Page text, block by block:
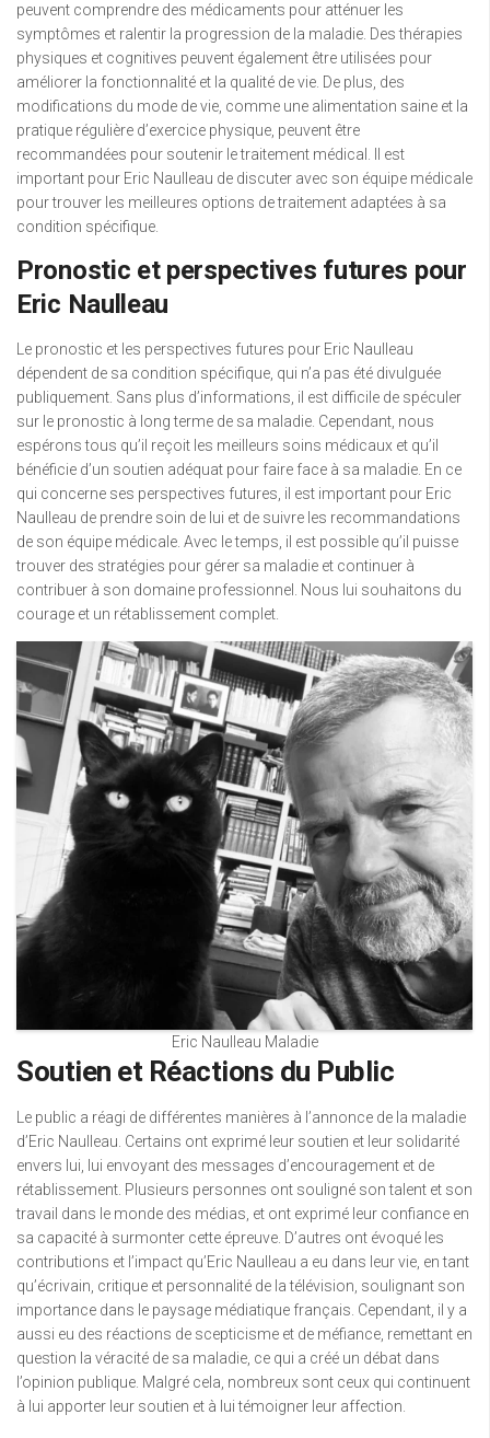
peuvent comprendre des médicaments pour atténuer les
symptômes et ralentir la progression de la maladie. Des thérapies
physiques et cognitives peuvent également être utilisées pour
améliorer la fonctionnalité et la qualité de vie. De plus, des
modifications du mode de vie, comme une alimentation saine et la
pratique régulière d’exercice physique, peuvent être
recommandées pour soutenir le traitement médical. Il est
important pour Eric Naulleau de discuter avec son équipe médicale
pour trouver les meilleures options de traitement adaptées à sa
condition spécifique.
Pronostic et perspectives futures pour
Eric Naulleau
Le pronostic et les perspectives futures pour Eric Naulleau
dépendent de sa condition spécifique, qui n’a pas été divulguée
publiquement. Sans plus d’informations, il est difficile de spéculer
sur le pronostic à long terme de sa maladie. Cependant, nous
espérons tous qu’il reçoit les meilleurs soins médicaux et qu’il
bénéficie d’un soutien adéquat pour faire face à sa maladie. En ce
qui concerne ses perspectives futures, il est important pour Eric
Naulleau de prendre soin de lui et de suivre les recommandations
de son équipe médicale. Avec le temps, il est possible qu’il puisse
trouver des stratégies pour gérer sa maladie et continuer à
contribuer à son domaine professionnel. Nous lui souhaitons du
courage et un rétablissement complet.
Eric Naulleau Maladie
Soutien et Réactions du Public
Le public a réagi de différentes manières à l’annonce de la maladie
d’Eric Naulleau. Certains ont exprimé leur soutien et leur solidarité
envers lui, lui envoyant des messages d’encouragement et de
rétablissement. Plusieurs personnes ont souligné son talent et son
travail dans le monde des médias, et ont exprimé leur confiance en
sa capacité à surmonter cette épreuve. D’autres ont évoqué les
contributions et l’impact qu’Eric Naulleau a eu dans leur vie, en tant
qu’écrivain, critique et personnalité de la télévision, soulignant son
importance dans le paysage médiatique français. Cependant, il y a
aussi eu des réactions de scepticisme et de méfiance, remettant en
question la véracité de sa maladie, ce qui a créé un débat dans
l’opinion publique. Malgré cela, nombreux sont ceux qui continuent
à lui apporter leur soutien et à lui témoigner leur affection.